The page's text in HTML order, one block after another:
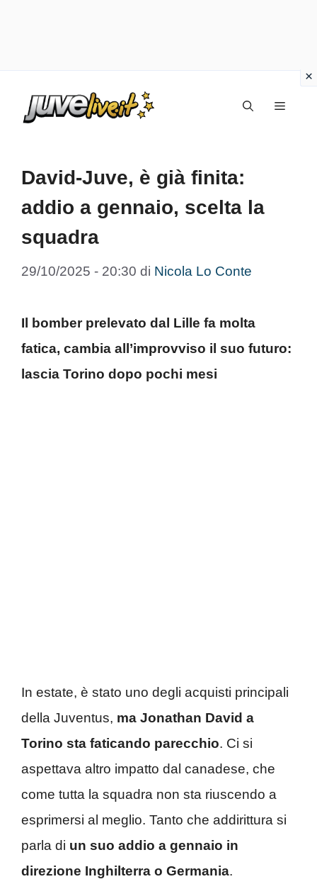
Menu
David-Juve, è già finita:
addio a gennaio, scelta la
squadra
29/10/2025 - 20:30 di Nicola Lo Conte
Il bomber prelevato dal Lille fa molta
fatica, cambia all’improvviso il suo futuro:
lascia Torino dopo pochi mesi
In estate, è stato uno degli acquisti principali
della Juventus, ma Jonathan David a
Torino sta faticando parecchio. Ci si
aspettava altro impatto dal canadese, che
come tutta la squadra non sta riuscendo a
esprimersi al meglio. Tanto che addirittura si
parla di un suo addio a gennaio in
direzione Inghilterra o Germania.